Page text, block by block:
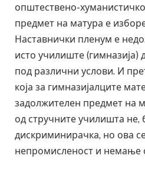
општествено-
предмет на матура е
Наставнички пленум е
исто училиште (гимназија)
под различни услови. И
која за гимназијалците
задолжителен предмет на
од стручните училишта не,
дискриминирачка, но ова
непромисленост и немање